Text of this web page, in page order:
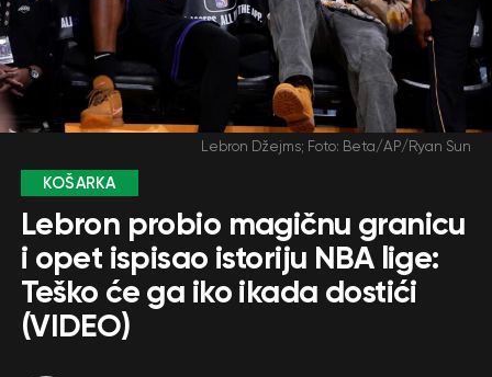
Lebron Džejms; Foto: Beta/AP/Ryan Sun
KOŠARKA
Lebron probio magičnu granicu
i opet ispisao istoriju NBA lige:
Teško će ga iko ikada dostići
(VIDEO)